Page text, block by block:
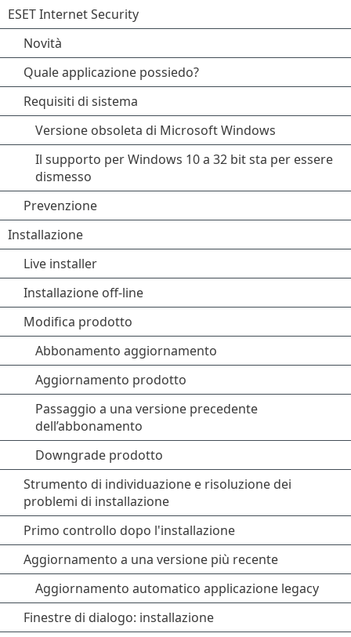
ESET Internet Security
Novità
Quale applicazione possiedo?
Requisiti di sistema
Versione obsoleta di Microsoft Windows
Il supporto per Windows 10 a 32 bit sta per essere
dismesso
Prevenzione
Installazione
Live installer
Installazione off-line
Modifica prodotto
Abbonamento aggiornamento
Aggiornamento prodotto
Passaggio a una versione precedente
dell’abbonamento
Downgrade prodotto
Strumento di individuazione e risoluzione dei
problemi di installazione
Primo controllo dopo l'installazione
Aggiornamento a una versione più recente
Aggiornamento automatico applicazione legacy
Finestre di dialogo: installazione